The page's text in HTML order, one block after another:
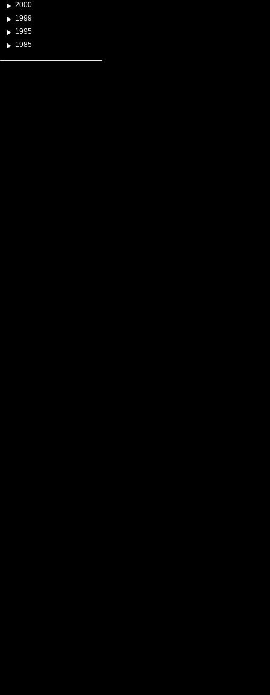
2000
1999
1995
1985